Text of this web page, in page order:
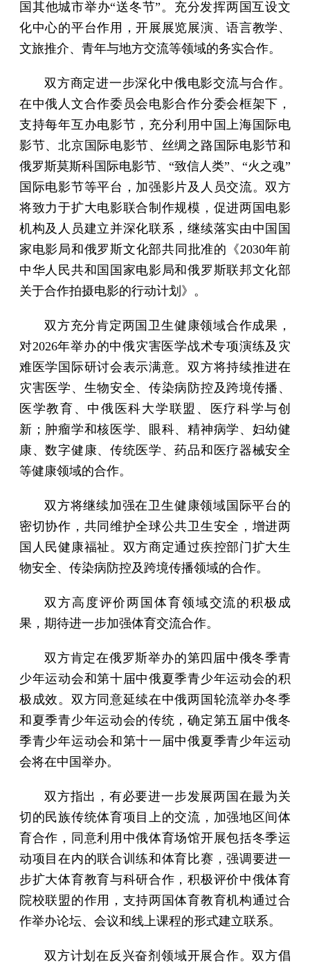
国其他城市举办“送冬节”。充分发挥两国互设文
化中心的平台作用，开展展览展演、语言教学、
文旅推介、青年与地方交流等领域的务实合作。
双方商定进一步深化中俄电影交流与合作。
在中俄人文合作委员会电影合作分委会框架下，
支持每年互办电影节，充分利用中国上海国际电
影节、北京国际电影节、丝绸之路国际电影节和
俄罗斯莫斯科国际电影节、“致信人类”、“火之魂”
国际电影节等平台，加强影片及人员交流。双方
将致力于扩大电影联合制作规模，促进两国电影
机构及人员建立并深化联系，继续落实由中国国
家电影局和俄罗斯文化部共同批准的《2030年前
中华人民共和国国家电影局和俄罗斯联邦文化部
关于合作拍摄电影的行动计划》。
双方充分肯定两国卫生健康领域合作成果，
对2026年举办的中俄灾害医学战术专项演练及灾
难医学国际研讨会表示满意。双方将持续推进在
灾害医学、生物安全、传染病防控及跨境传播、
医学教育、中俄医科大学联盟、医疗科学与创
新；肿瘤学和核医学、眼科、精神病学、妇幼健
康、数字健康、传统医学、药品和医疗器械安全
等健康领域的合作。
双方将继续加强在卫生健康领域国际平台的
密切协作，共同维护全球公共卫生安全，增进两
国人民健康福祉。双方商定通过疾控部门扩大生
物安全、传染病防控及跨境传播领域的合作。
双方高度评价两国体育领域交流的积极成
果，期待进一步加强体育交流合作。
双方肯定在俄罗斯举办的第四届中俄冬季青
少年运动会和第十届中俄夏季青少年运动会的积
极成效。双方同意延续在中俄两国轮流举办冬季
和夏季青少年运动会的传统，确定第五届中俄冬
季青少年运动会和第十一届中俄夏季青少年运动
会将在中国举办。
双方指出，有必要进一步发展两国在最为关
切的民族传统体育项目上的交流，加强地区间体
育合作，同意利用中俄体育场馆开展包括冬季运
动项目在内的联合训练和体育比赛，强调要进一
步扩大体育教育与科研合作，积极评价中俄体育
院校联盟的作用，支持两国体育教育机构通过合
作举办论坛、会议和线上课程的形式建立联系。
双方计划在反兴奋剂领域开展合作。双方倡